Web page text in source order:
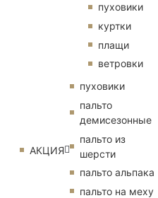
пуховики
куртки
плащи
ветровки
АКЦИЯ
пуховики
пальто
демисезонные
пальто из
шерсти
пальто альпака
пальто на меху